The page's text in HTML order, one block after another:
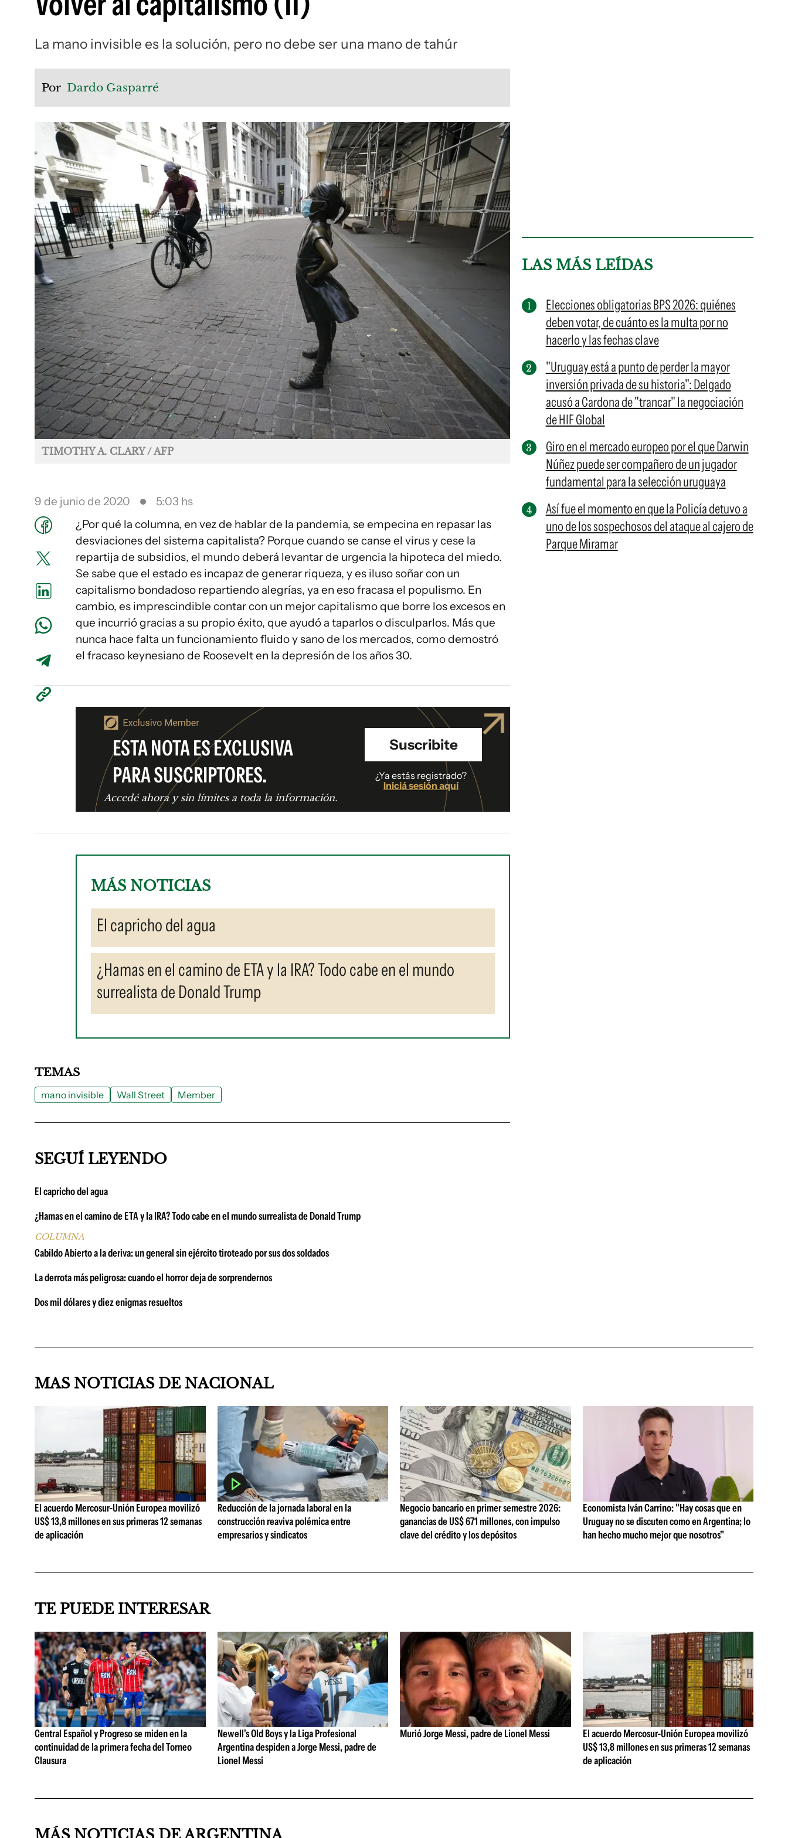
La mano invisible es la solución, pero no debe ser una mano de tahúr
Por Dardo Gasparré
TIMOTHY A. CLARY / AFP
9 de junio de 2020
5:03 hs
¿Por qué la columna, en vez de hablar de la pandemia, se empecina en repasar las
desviaciones del sistema capitalista? Porque cuando se canse el virus y cese la
repartija de subsidios, el mundo deberá levantar de urgencia la hipoteca del miedo.
Se sabe que el estado es incapaz de generar riqueza, y es iluso soñar con un
capitalismo bondadoso repartiendo alegrías, ya en eso fracasa el populismo. En
cambio, es imprescindible contar con un mejor capitalismo que borre los excesos en
que incurrió gracias a su propio éxito, que ayudó a taparlos o disculparlos. Más que
nunca hace falta un funcionamiento fluido y sano de los mercados, como demostró
el fracaso keynesiano de Roosevelt en la depresión de los años 30.
ESTA NOTA ES EXCLUSIVA
PARA SUSCRIPTORES.
Accedé ahora y sin límites a toda la información.
Suscribite
¿Ya estás registrado?
Iniciá sesión aquí
MÁS NOTICIAS
El capricho del agua
¿Hamas en el camino de ETA y la IRA? Todo cabe en el mundo
surrealista de Donald Trump
LAS MÁS LEÍDAS
Elecciones obligatorias BPS 2026: quiénes
deben votar, de cuánto es la multa por no
hacerlo y las fechas clave
"Uruguay está a punto de perder la mayor
inversión privada de su historia": Delgado
acusó a Cardona de "trancar" la negociación
de HIF Global
Giro en el mercado europeo por el que Darwin
Núñez puede ser compañero de un jugador
fundamental para la selección uruguaya
Así fue el momento en que la Policía detuvo a
uno de los sospechosos del ataque al cajero de
Parque Miramar
TEMAS
mano invisible Wall Street Member
SEGUÍ LEYENDO
El capricho del agua
¿Hamas en el camino de ETA y la IRA? Todo cabe en el mundo surrealista de Donald Trump
COLUMNA
Cabildo Abierto a la deriva: un general sin ejército tiroteado por sus dos soldados
La derrota más peligrosa: cuando el horror deja de sorprendernos
Dos mil dólares y diez enigmas resueltos
MAS NOTICIAS DE NACIONAL
El acuerdo Mercosur-Unión Europea movilizó
US$ 13,8 millones en sus primeras 12 semanas
de aplicación
Reducción de la jornada laboral en la
construcción reaviva polémica entre
empresarios y sindicatos
Negocio bancario en primer semestre 2026:
ganancias de US$ 671 millones, con impulso
clave del crédito y los depósitos
Economista Iván Carrino: "Hay cosas que en
Uruguay no se discuten como en Argentina; lo
han hecho mucho mejor que nosotros"
TE PUEDE INTERESAR
Central Español y Progreso se miden en la
continuidad de la primera fecha del Torneo
Clausura
Newell's Old Boys y la Liga Profesional
Argentina despiden a Jorge Messi, padre de
Lionel Messi
Murió Jorge Messi, padre de Lionel Messi
El acuerdo Mercosur-Unión Europea movilizó
US$ 13,8 millones en sus primeras 12 semanas
de aplicación